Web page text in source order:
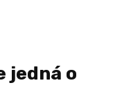
jedná o